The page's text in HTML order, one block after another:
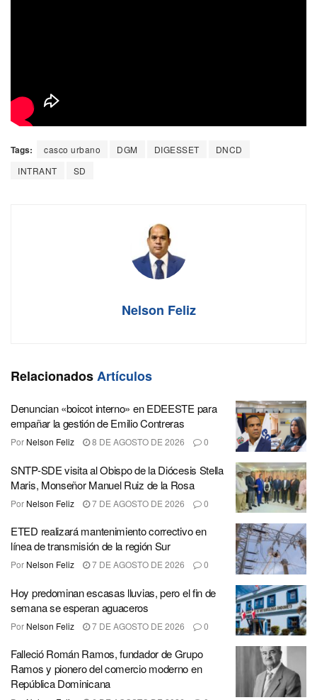
Tags: casco urbano DGM DIGESSET
DNCD
INTRANT
SD
Nelson Feliz
RelacionadosArtículos
Denuncian «boicot interno» en EDEESTE para
empañar la gestión de Emilio Contreras
Por Nelson Feliz 8 DE AGOSTO DE 2026 0
SNTP-SDE visita al Obispo de la Diócesis Stella
Maris, Monseñor Manuel Ruiz de la Rosa
Por Nelson Feliz 7 DE AGOSTO DE 2026 0
ETED realizará mantenimiento correctivo en
línea de transmisión de la región Sur
Por Nelson Feliz 7 DE AGOSTO DE 2026 0
Hoy predominan escasas lluvias, pero el fin de
semana se esperan aguaceros
Por Nelson Feliz 7 DE AGOSTO DE 2026 0
Falleció Román Ramos, fundador de Grupo
Ramos y pionero del comercio moderno en
República Dominicana